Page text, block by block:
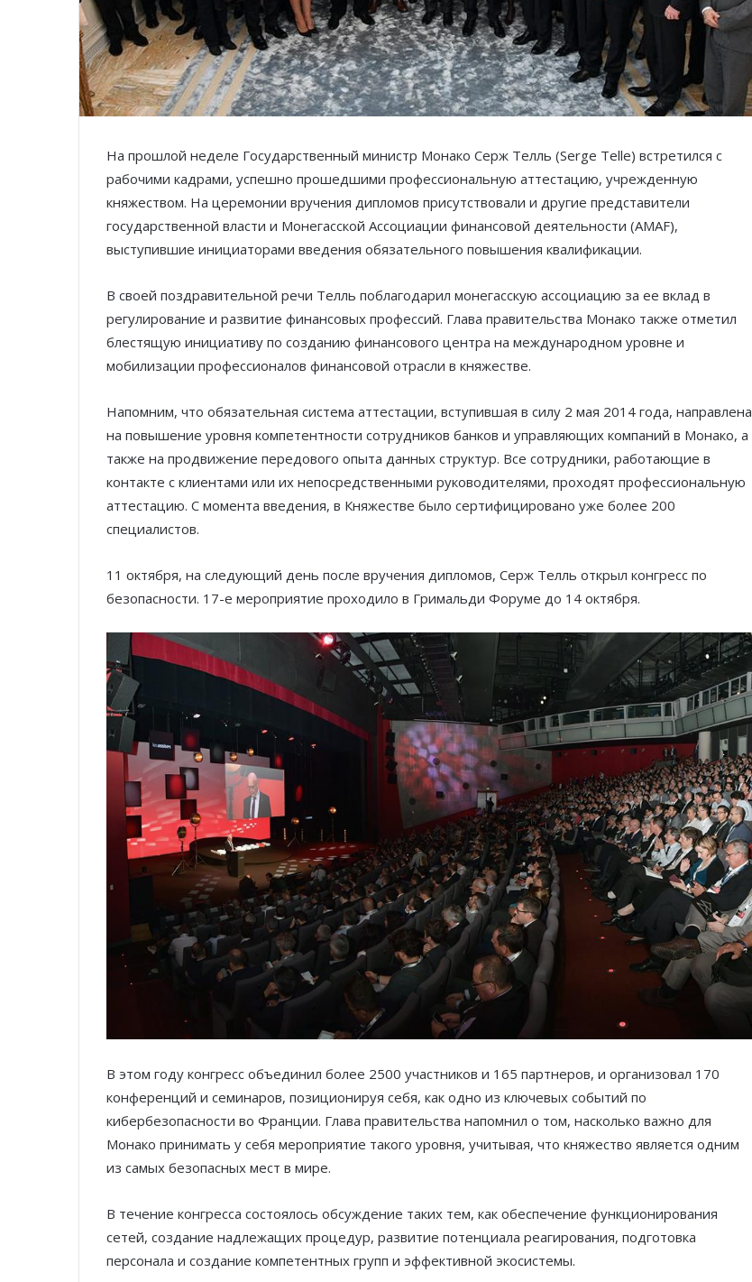
На прошлой неделе Государственный министр Монако Серж Телль (Serge Telle) встретился с
рабочими кадрами, успешно прошедшими профессиональную аттестацию, учрежденную
княжеством. На церемонии вручения дипломов присутствовали и другие представители
государственной власти и Монегасской Ассоциации финансовой деятельности (AMAF),
выступившие инициаторами введения обязательного повышения квалификации.
В своей поздравительной речи Телль поблагодарил монегасскую ассоциацию за ее вклад в
регулирование и развитие финансовых профессий. Глава правительства Монако также отметил
блестящую инициативу по созданию финансового центра на международном уровне и
мобилизации профессионалов финансовой отрасли в княжестве.
Напомним, что обязательная система аттестации, вступившая в силу 2 мая 2014 года, направлена
на повышение уровня компетентности сотрудников банков и управляющих компаний в Монако, а
также на продвижение передового опыта данных структур. Все сотрудники, работающие в
контакте с клиентами или их непосредственными руководителями, проходят профессиональную
аттестацию. С момента введения, в Княжестве было сертифицировано уже более 200
специалистов.
11 октября, на следующий день после вручения дипломов, Серж Телль открыл конгресс по
безопасности. 17-е мероприятие проходило в Гримальди Форуме до 14 октября.
В этом году конгресс объединил более 2500 участников и 165 партнеров, и организовал 170
конференций и семинаров, позиционируя себя, как одно из ключевых событий по
кибербезопасности во Франции. Глава правительства напомнил о том, насколько важно для
Монако принимать у себя мероприятие такого уровня, учитывая, что княжество является одним
из самых безопасных мест в мире.
В течение конгресса состоялось обсуждение таких тем, как обеспечение функционирования
сетей, создание надлежащих процедур, развитие потенциала реагирования, подготовка
персонала и создание компетентных групп и эффективной экосистемы.
Шарлен посетили 77-й Бал
Красного Креста Монако